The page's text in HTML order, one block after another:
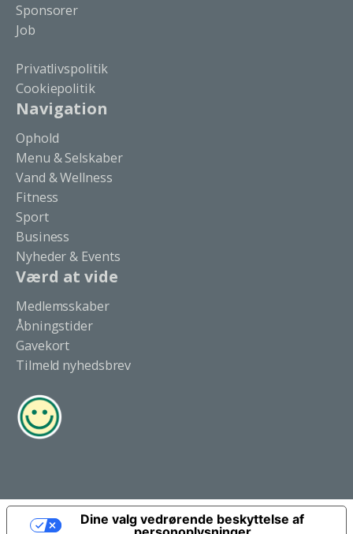
Sponsorer
Job
Privatlivspolitik
Cookiepolitik
Navigation
Ophold
Menu & Selskaber
Vand & Wellness
Fitness
Sport
Business
Nyheder & Events
Værd at vide
Medlemsskaber
Åbningstider
Gavekort
Tilmeld nyhedsbrev
Dine valg vedrørende beskyttelse af